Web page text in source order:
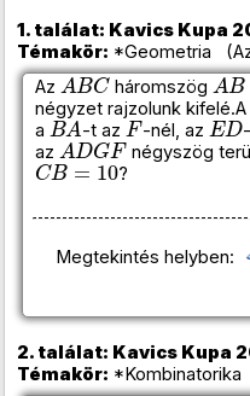
1. találat: Kavics Kupa
Témakör: *Geometria
Az
ABC
háromszög
AB
négyzet rajzolunk kifelé.A
a
BA
-t az
F
-nél, az
ED
az
ADGF
négyszög
CB=10
?
Megtekintés helyben:
2. találat: Kavics Kupa
Témakör: *Kombinatorika